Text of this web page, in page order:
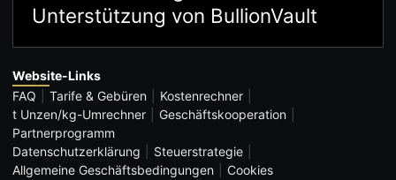
Unterstützung von BullionVault
Website-Links
FAQ
Tarife & Gebüren
Kostenrechner
t Unzen/kg-Umrechner
Geschäftskooperation
Partnerprogramm
Datenschutzerklärung
Steuerstrategie
Allgemeine Geschäftsbedingungen
Cookies